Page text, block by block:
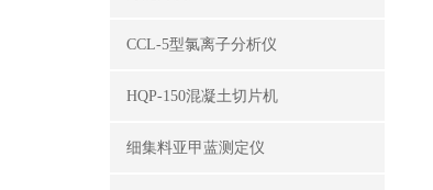
CCL-5型氯离子分析仪
HQP-150混凝土切片机
细集料亚甲蓝测定仪